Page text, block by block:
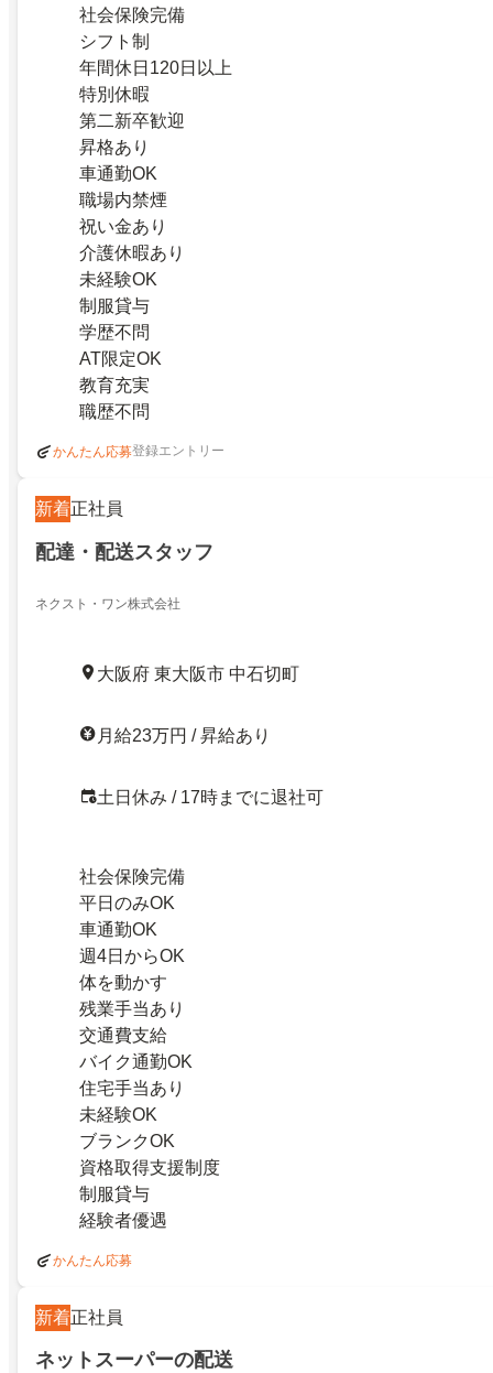
社会保険完備
シフト制
年間休日120日以上
特別休暇
第二新卒歓迎
昇格あり
車通勤OK
職場内禁煙
祝い金あり
介護休暇あり
未経験OK
制服貸与
学歴不問
AT限定OK
教育充実
職歴不問
かんたん応募登録エントリー
新着正社員
配達・配送スタッフ
ネクスト・ワン株式会社
大阪府 東大阪市 中石切町
月給23万円 / 昇給あり
土日休み / 17時までに退社可
社会保険完備
平日のみOK
車通勤OK
週4日からOK
体を動かす
残業手当あり
交通費支給
バイク通勤OK
住宅手当あり
未経験OK
ブランクOK
資格取得支援制度
制服貸与
経験者優遇
かんたん応募
新着正社員
ネットスーパーの配送